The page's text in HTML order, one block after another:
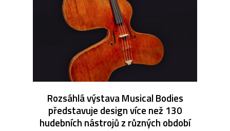
Rozsáhlá výstava Musical Bodies
představuje design více než 130
hudebních nástrojů z různých období